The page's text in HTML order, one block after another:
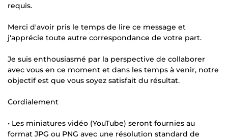
requis.
Merci d'avoir pris le temps de lire ce message et
j'apprécie toute autre correspondance de votre part.
Je suis enthousiasmé par la perspective de collaborer
avec vous en ce moment et dans les temps à venir, notre
objectif est que vous soyez satisfait du résultat.
Cordialement
• Les miniatures vidéo (YouTube) seront fournies au
format JPG ou PNG avec une résolution standard de